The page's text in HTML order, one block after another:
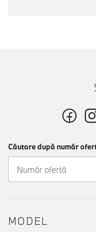
Căutare după număr
MODEL